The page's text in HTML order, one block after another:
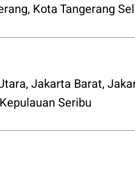
, Kota Tangerang
, Jakarta Barat,
Kepulauan Seribu